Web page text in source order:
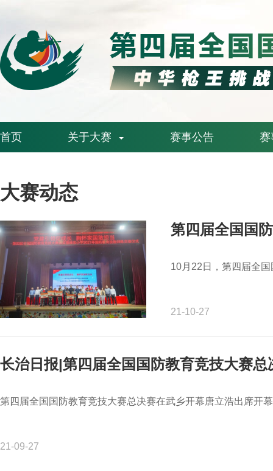
首页 关于大赛 赛事公告 赛
大赛动态
第四届全国国
10月22日，第四届全
21-10-27
长治日报|第四届全国国防教育竞技大赛总
第四届全国国防教育竞技大赛总决赛在武乡开幕唐立浩出席开
21-09-27